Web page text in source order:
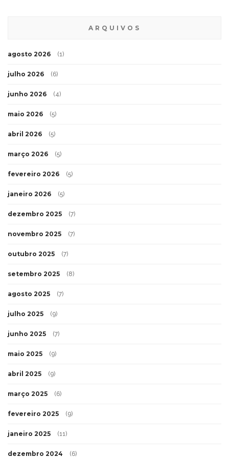
ARQUIVOS
agosto 2026 (1)
julho 2026 (6)
junho 2026 (4)
maio 2026 (5)
abril 2026 (5)
março 2026 (5)
fevereiro 2026 (5)
janeiro 2026 (5)
dezembro 2025 (7)
novembro 2025 (7)
outubro 2025 (7)
setembro 2025 (8)
agosto 2025 (7)
julho 2025 (9)
junho 2025 (7)
maio 2025 (9)
abril 2025 (9)
março 2025 (6)
fevereiro 2025 (9)
janeiro 2025 (11)
dezembro 2024 (6)